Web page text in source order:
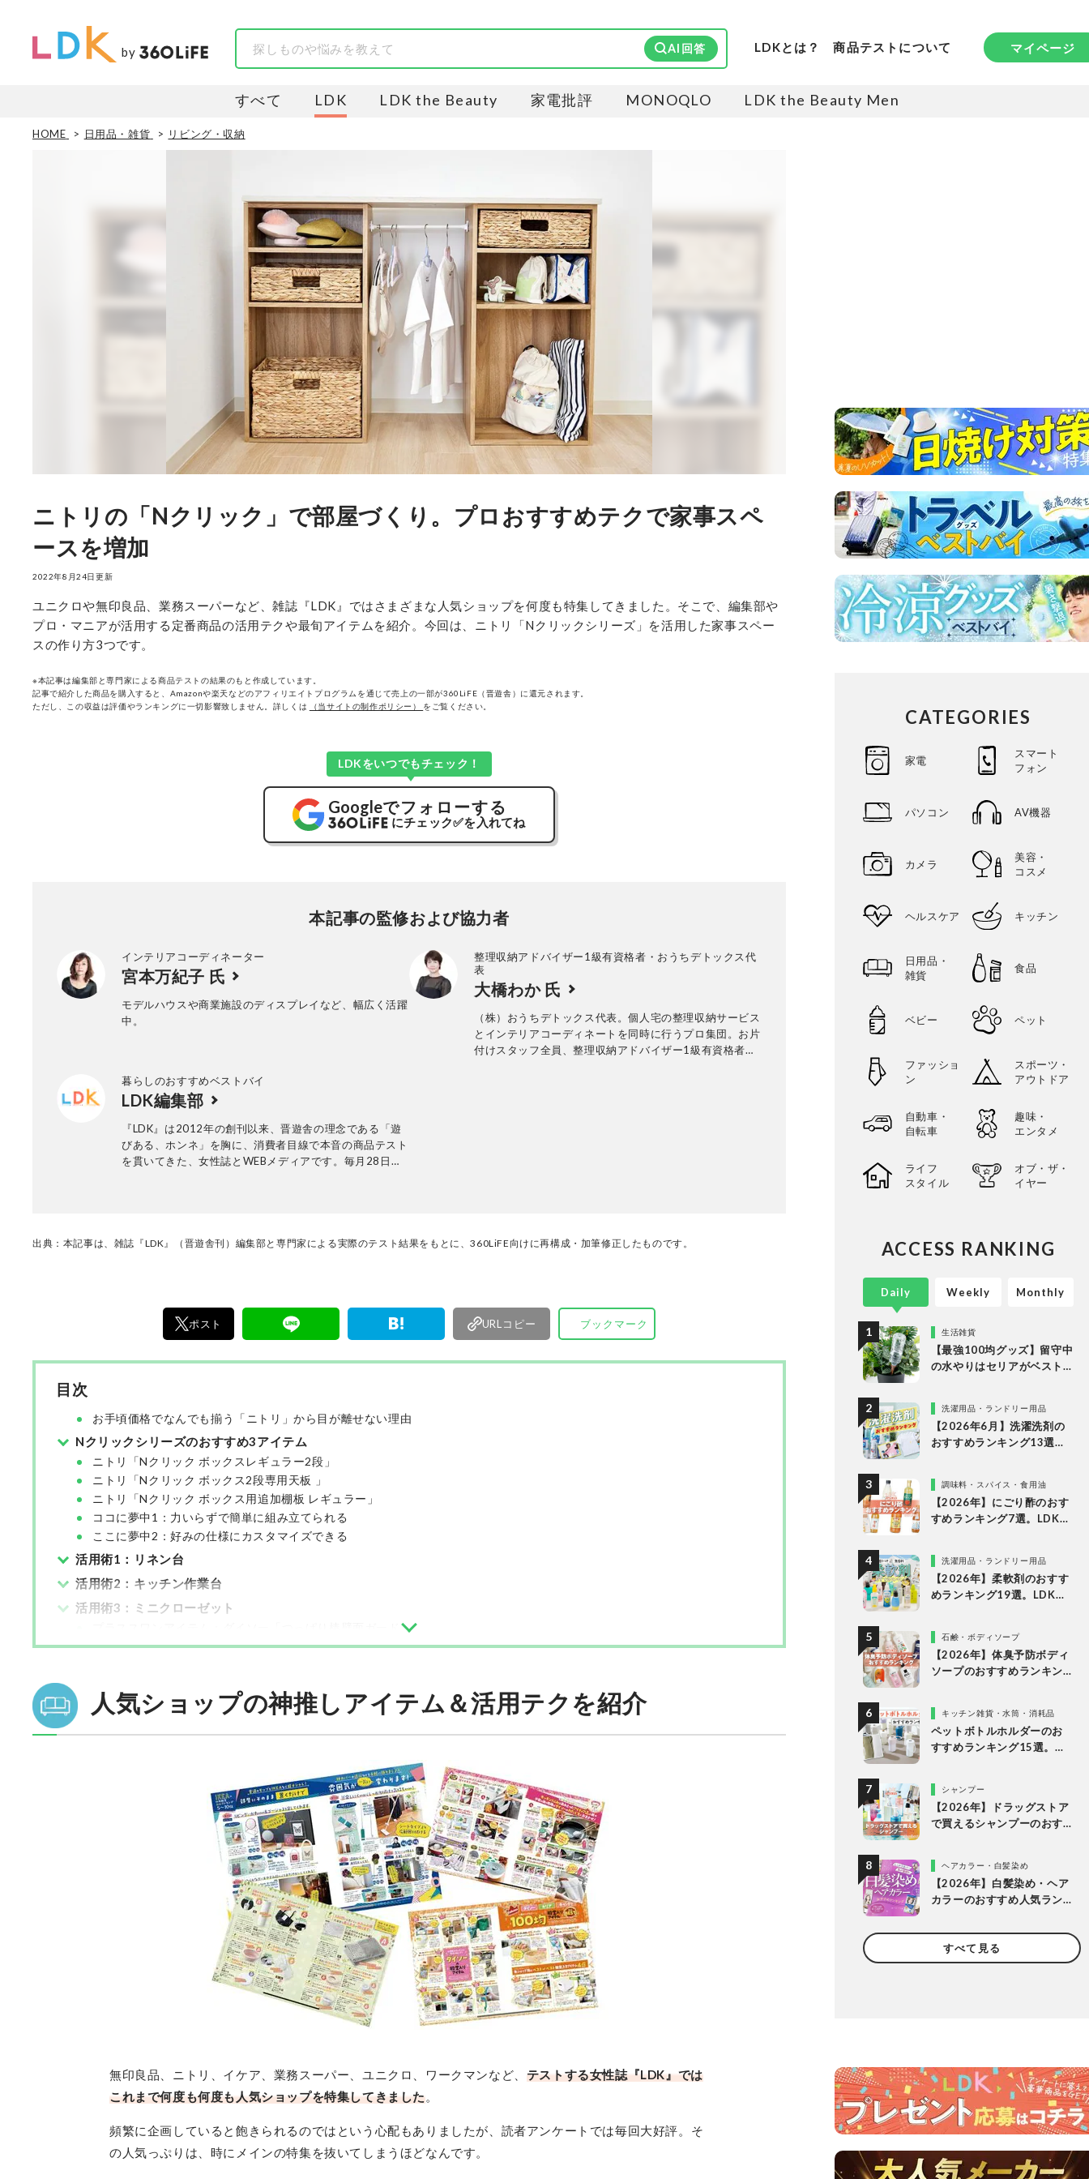
by AI回答 LDKとは？ 商品テストについて マイページ
すべて LDK LDK the Beauty 家電批評 MONOQLO LDK the Beauty Men
HOME 日用品・雑貨 リビング・収納
ニトリの「Nクリック」で部屋づくり。プロおすすめテクで家事スペ
ースを増加
2022年8月24日更新
ユニクロや無印良品、業務スーパーなど、雑誌『LDK』ではさまざまな人気ショップを何度も特集してきました。そこで、編集部や
プロ・マニアが活用する定番商品の活用テクや最旬アイテムを紹介。今回は、ニトリ「Nクリックシリーズ」を活用した家事スペー
スの作り方3つです。
※本記事は編集部と専門家による商品テストの結果のもと作成しています。
記事で紹介した商品を購入すると、Amazonや楽天などのアフィリエイトプログラムを通じて売上の一部が360LiFE（晋遊舎）に還元されます。
ただし、この収益は評価やランキングに一切影響致しません。詳しくは
（当サイトの制作ポリシー） をご覧ください。
LDKをいつでもチェック！
Googleでフォローする
にチェック✅を入れてね
本記事の監修および協力者
インテリアコーディネーター
宮本万紀子 氏
モデルハウスや商業施設のディスプレイなど、幅広く活躍
中。
整理収納アドバイザー1級有資格者・おうちデトックス代
表
大橋わか 氏
（株）おうちデトックス代表。個人宅の整理収納サービス
とインテリアコーディネートを同時に行うプロ集団。お片
付けスタッフ全員、整理収納アドバイザー1級有資格者。
暮らしのおすすめベストバイ
LDK編集部
『LDK』は2012年の創刊以来、晋遊舎の理念である「遊
びある、ホンネ」を胸に、消費者目線で本音の商品テスト
を貫いてきた、女性誌とWEBメディアです。毎月28日発
なたにお届け。編集長・高橋咲彩を中心に、11名以上の
出典：本記事は、雑誌『LDK』（晋遊舎刊）編集部と専門家による実際のテスト結果をもとに、360LiFE向けに再構成・加筆修正したものです。
ポスト URLコピー ブックマーク
目次
お手頃価格でなんでも揃う「ニトリ」から目が離せない理由
Nクリックシリーズのおすすめ3アイテム
ニトリ「Nクリック ボックスレギュラー2段」
ニトリ「Nクリック ボックス2段専用天板 」
ニトリ「Nクリック ボックス用追加棚板 レギュラー」
ココに夢中1：力いらずで簡単に組み立てられる
ここに夢中2：好みの仕様にカスタマイズできる
活用術1：リネン台
活用術2：キッチン作業台
活用術3：ミニクローゼット
プラススワンアイテム：ダイソー「つっぱり棒壁面ガード」
人気ショップの神推しアイテム＆活用テクを紹介
無印良品、ニトリ、イケア、業務スーパー、ユニクロ、ワークマンなど、 テストする女性誌『LDK』では
これまで何度も何度も人気ショップを特集してきました。
頻繁に企画していると飽きられるのではという心配もありましたが、読者アンケートでは毎回大好評。そ
の人気っぷりは、時にメインの特集を抜いてしまうほどなんです。
CATEGORIES
家電
スマート
フォン
パソコン AV機器
カメラ
美容・
コスメ
ヘルスケア キッチン
日用品・
雑貨
食品
ベビー ペット
ファッショ
ン
スポーツ・
アウトドア
自動車・
自転車
趣味・
エンタメ
ライフ
スタイル
オブ・ザ・
イヤー
ACCESS RANKING
Daily
生活雑貨
【最強100均グッズ】留守中
の水やりはセリアがベスト
洗濯用品・ランドリー用品
【2026年6月】洗濯洗剤の
おすすめランキング13選。
検証調味料・スパイス・食用油
【2026年】にごり酢のおす
すめランキング7選。LDKが
洗濯用品・ランドリー用品
【2026年】柔軟剤のおすす
めランキング19選。LDKが
石鹸・ボディソープ
【2026年】体臭予防ボディ
ソープのおすすめランキン
キッチン雑貨・水筒・消耗品
ペットボトルホルダーのお
すすめランキング15選。
シャンプー
【2026年】ドラッグストア
で買えるシャンプーのおす
比較ヘアカラー・白髪染め
【2026年】白髪染め・ヘア
カラーのおすすめ人気ラン
市販製品を明るめ・暗め別
に比較
すべて見る
Weekly Monthly